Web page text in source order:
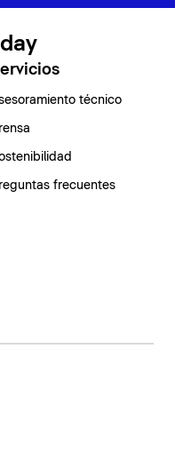
técnico
frecuentes